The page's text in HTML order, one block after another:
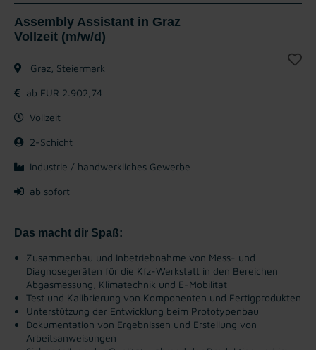
Assembly Assistant in Graz
Vollzeit (m/w/d)
Graz, Steiermark
ab EUR 2.902,74
Vollzeit
2-Schicht
Industrie / handwerkliches Gewerbe
ab sofort
Das macht dir Spaß:
Zusammenbau und Inbetriebnahme von Mess- und
Diagnosegeräten für die Kfz-Werkstatt in den Bereichen
Abgasmessung, Klimatechnik und E-Mobilität
Test und Kalibrierung von Komponenten und Fertigprodukten
Unterstützung der Entwicklung beim Prototypenbau
Dokumentation von Ergebnissen und Erstellung von
Arbeitsanweisungen